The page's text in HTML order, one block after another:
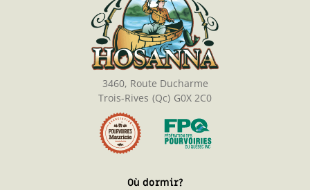
3460, Route Ducharme
Trois-Rives (Qc) G0X 2C0
Où dormir?